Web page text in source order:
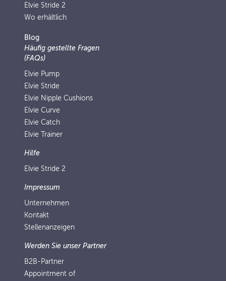
Elvie Stride 2
Wo erhältlich
Blog
Häufig gestellte Fragen
(FAQs)
Elvie Pump
Elvie Stride
Elvie Nipple Cushions
Elvie Curve
Elvie Catch
Elvie Trainer
Hilfe
Elvie Stride 2
Impressum
Unternehmen
Kontakt
Stellenanzeigen
Werden Sie unser Partner
B2B-Partner
Appointment of